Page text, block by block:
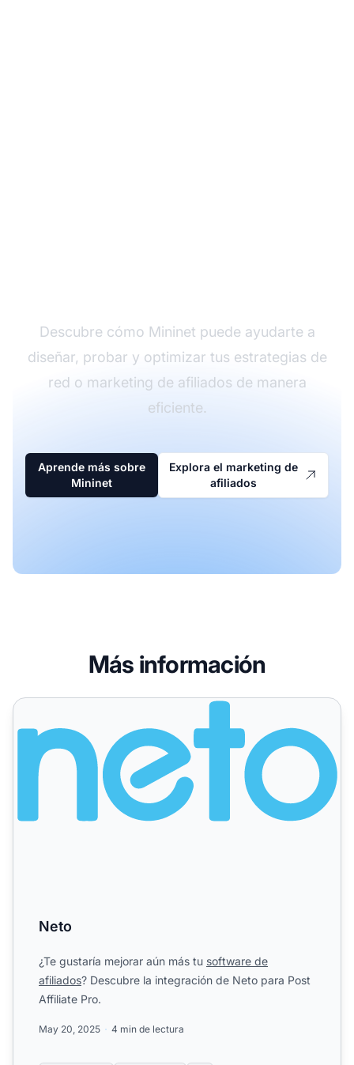
Descubre cómo Mininet puede ayudarte a
diseñar, probar y optimizar tus estrategias de
red o marketing de afiliados de manera
eficiente.
Aprende más sobre
Mininet
Explora el marketing de
afiliados
Más información
Neto
Neto
¿Te gustaría mejorar aún más tu software de
afiliados? Descubre la integración de Neto para Post
Affiliate Pro.
May 20, 2025 4 min de lectura